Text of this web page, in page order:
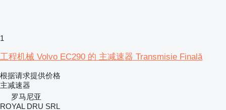
1
工程机械 Volvo EC290 的 主减速器 Transmisie Finală
根据请求提供价格
主减速器
罗马尼亚
ROYAL DRU SRL